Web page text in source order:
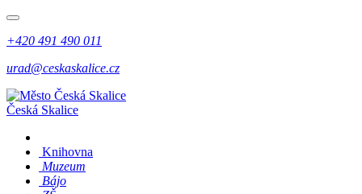
+420 491 490 011
urad@ceskaskalice.cz
Česká Skalice
Knihovna
Muzeum
Bájo